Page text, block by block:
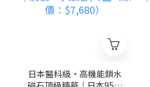
日本醫科級•高機能鎖水